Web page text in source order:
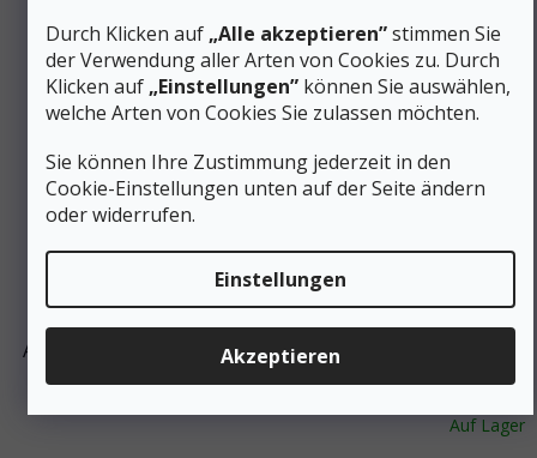
Durch Klicken auf „Alle akzeptieren”stimmen Sie
der Verwendung aller Arten von Cookies zu. Durch
Klicken auf „Einstellungen” können Sie auswählen,
welche Arten von Cookies Sie zulassen möchten.
Sie können Ihre Zustimmung jederzeit in den
Cookie-Einstellungen unten auf der Seite ändern
oder widerrufen.
Einstellungen
Akzeptieren
ALTRA Herren-Trekkingschuhe OLYMPUS 6 HIKE LOW
GTX schwarz - schwarz
Auf Lager